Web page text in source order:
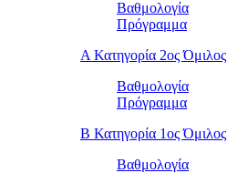
Βαθμολογία
Πρόγραμμα
Α Κατηγορία 2ος Όμιλος
Βαθμολογία
Πρόγραμμα
Β Κατηγορία 1ος Όμιλος
Βαθμολογία